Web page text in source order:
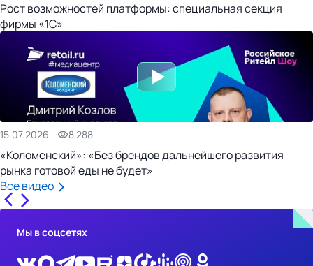
Рост возможностей платформы: специальная секция
фирмы «1С»
15.07.2026 8 288
«Коломенский»: «Без брендов дальнейшего развития
рынка готовой еды не будет»
Все видео
Мы в соцсетях